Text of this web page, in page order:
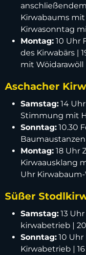
Kirwabaums mit
Kirwasonntag
Montag: 10 Uhr
des Kirwabärs |
mit Wöidarawöll
Aschacher
Samstag: 14
Stimmung mit
Sonntag: 10.30
Montag: 18 Uhr
Kirwaausklang
Uhr
Süßer
Samstag: 13
kirwabetrieb |
Sonntag: 10
Kirwabetrieb |